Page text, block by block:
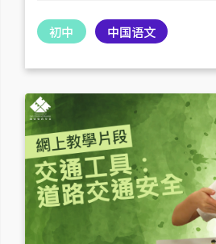
初中 中国语文